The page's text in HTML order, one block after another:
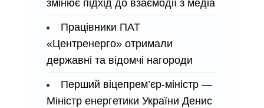
змінює підхід до взаємодії з медіа
Працівники ПАТ
«Центренерго» отримали
державні та відомчі нагороди
Перший віцепрем’єр-міністр —
Міністр енергетики України Денис